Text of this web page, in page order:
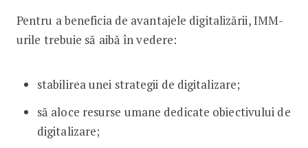
Pentru a beneficia de avantajele digitalizării, IMM-
urile trebuie să aibă în vedere:
stabilirea unei strategii de digitalizare;
să aloce resurse umane dedicate obiectivului de
digitalizare;